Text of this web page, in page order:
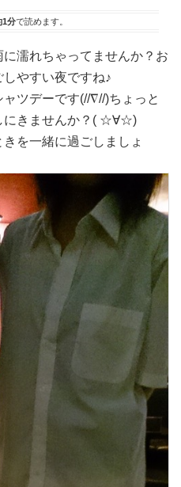
1分で読めます。
濡れちゃってませんか？お
やすい夜ですね♪
ツデーです(//∇//)ちょっと
にきませんか？( ☆∀☆)
を一緒に過ごしましょ